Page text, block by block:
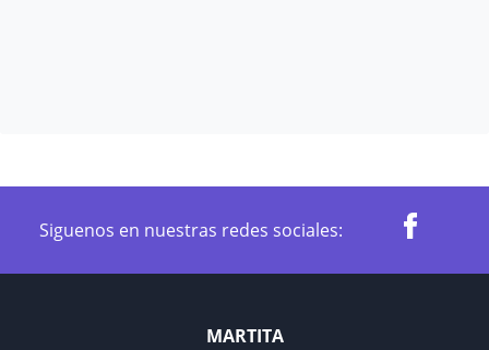
Siguenos en nuestras redes sociales:
MARTITA